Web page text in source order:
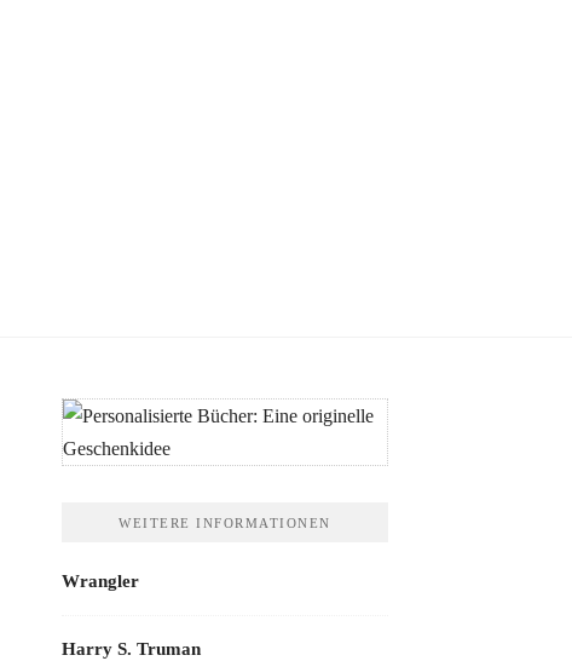
WEITERE INFORMATIONEN
Wrangler
Harry S. Truman